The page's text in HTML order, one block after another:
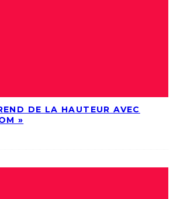
DE LA HAUTEUR AVEC
»